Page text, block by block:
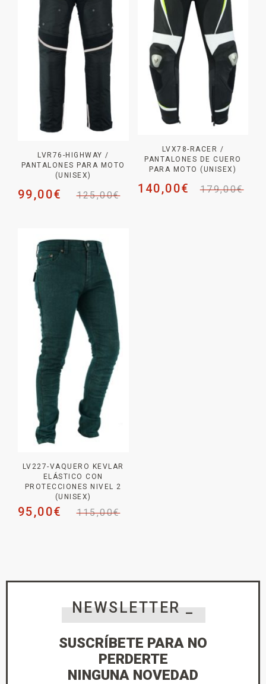
LVR76-HIGHWAY /
PANTALONES PARA MOTO
(UNISEX)
125,00€
99,00€
LVX78-RACER /
PANTALONES DE CUERO
PARA MOTO (UNISEX)
179,00€
140,00€
LV227-VAQUERO KEVLAR
ELÁSTICO CON
PROTECCIONES NIVEL 2
(UNISEX)
115,00€
95,00€
NEWSLETTER _
SUSCRÍBETE PARA NO
PERDERTE
NINGUNA NOVEDAD